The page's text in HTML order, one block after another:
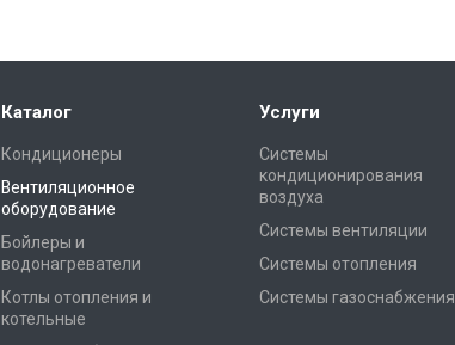
Каталог
Кондиционеры
Вентиляционное
оборудование
Бойлеры и
водонагреватели
Котлы отопления и
котельные
Услуги
Системы
кондиционирования
воздуха
Системы вентиляции
Системы отопления
Системы газоснабжения